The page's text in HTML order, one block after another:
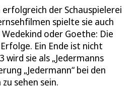
der Schauspielerei
spielte sie auch
oder Goethe: Die
Ein Ende ist nicht
wird sie als „Jedermanns
„Jedermann“ bei den
sehen sein.